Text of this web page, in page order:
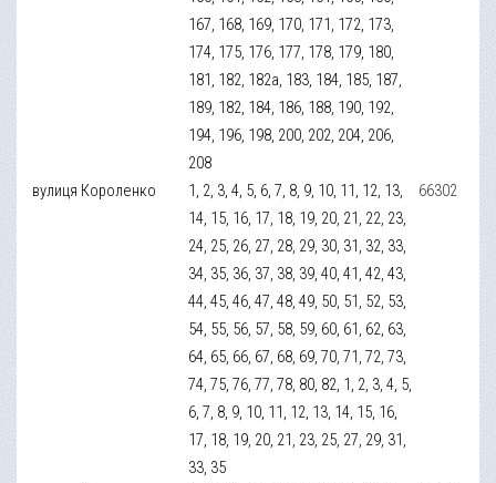
167, 168, 169, 170, 171, 172, 173,
174, 175, 176, 177, 178, 179, 180,
181, 182, 182a, 183, 184, 185, 187,
189, 182, 184, 186, 188, 190, 192,
194, 196, 198, 200, 202, 204, 206,
208
вулиця Короленко
1, 2, 3, 4, 5, 6, 7, 8, 9, 10, 11, 12, 13,
14, 15, 16, 17, 18, 19, 20, 21, 22, 23,
24, 25, 26, 27, 28, 29, 30, 31, 32, 33,
34, 35, 36, 37, 38, 39, 40, 41, 42, 43,
44, 45, 46, 47, 48, 49, 50, 51, 52, 53,
54, 55, 56, 57, 58, 59, 60, 61, 62, 63,
64, 65, 66, 67, 68, 69, 70, 71, 72, 73,
74, 75, 76, 77, 78, 80, 82, 1, 2, 3, 4, 5,
6, 7, 8, 9, 10, 11, 12, 13, 14, 15, 16,
17, 18, 19, 20, 21, 23, 25, 27, 29, 31,
33, 35
66302